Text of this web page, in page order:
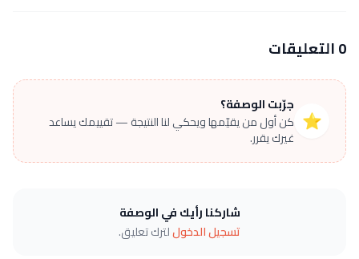
0 التعليقات
⭐
جرّبت الوصفة؟
كن أول من يقيّمها ويحكي لنا النتيجة — تقييمك يساعد
غيرك يقرر.
شاركنا رأيك في الوصفة
تسجيل الدخوللترك تعليق.